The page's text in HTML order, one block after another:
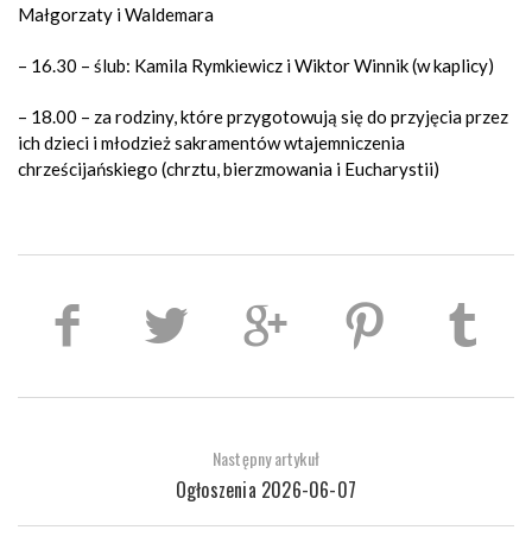
Małgorzaty i Waldemara
– 16.30 – ślub: Kamila Rymkiewicz i Wiktor Winnik (w kaplicy)
– 18.00 – za rodziny, które przygotowują się do przyjęcia przez
ich dzieci i młodzież sakramentów wtajemniczenia
chrześcijańskiego (chrztu, bierzmowania i Eucharystii)
Następny artykuł
Ogłoszenia 2026-06-07